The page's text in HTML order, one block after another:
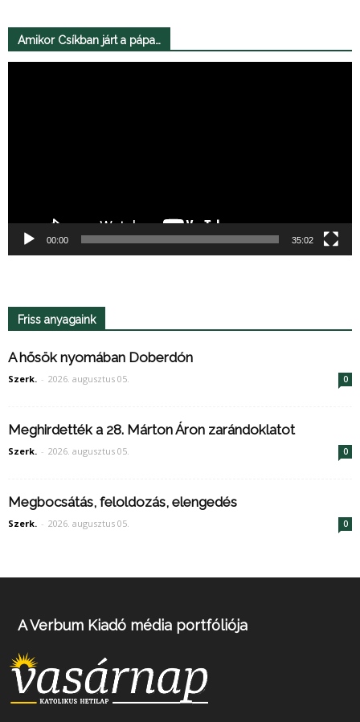
Amikor Csíkban járt a pápa…
00:00 35:02
Friss anyagaink
A hősök nyomában Doberdón
Szerk. - 2026. augusztus 05. 0
Meghirdették a 28. Márton Áron zarándoklatot
Szerk. - 2026. augusztus 05. 0
Megbocsátás, feloldozás, elengedés
Szerk. - 2026. augusztus 05. 0
A Verbum Kiadó média portfóliója